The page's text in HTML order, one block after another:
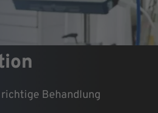
Behandlung